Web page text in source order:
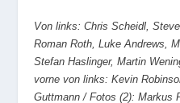
Von links: Chris Scheidl,
Roman Roth, Luke Andrews,
Stefan Haslinger, Martin
vorne von links: Kevin
Guttmann / Fotos (2): Markus